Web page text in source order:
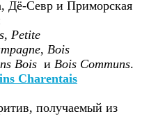
Дё-Севр и Приморская
, Petite
, Bois
Bois и Bois Communs.
Charentais
получаемый из